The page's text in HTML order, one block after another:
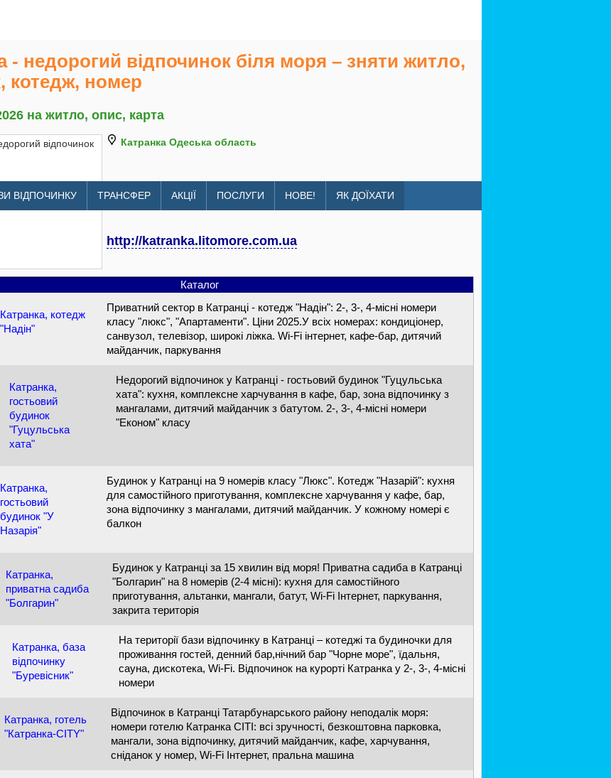
ВІДПОЧИНКУ ТРАНСФЕР АКЦІЇ ПОСЛУГИ НОВЕ! ЯК ДОЇХАТИ
- недорогий відпочинок біля моря – зняти житло,
котедж, номер
на житло, опис, карта
Катранка Одеська область
http://katranka.litomore.com.ua
Каталог
Катранка, котедж
"Надін"
Приватний сектор в Катранці - котедж "Надін": 2-, 3-, 4-місні номери
класу "люкс", "Апартаменти". Ціни 2025.У всіх номерах: кондиціонер,
санвузол, телевізор, широкі ліжка. Wi-Fi інтернет, кафе-бар, дитячий
майданчик, паркування
Катранка,
гостьовий
будинок
"Гуцульська
хата"
Недорогий відпочинок у Катранці - гостьовий будинок "Гуцульська
хата": кухня, комплексне харчування в кафе, бар, зона відпочинку з
мангалами, дитячий майданчик з батутом. 2-, 3-, 4-місні номери
"Економ" класу
Катранка,
гостьовий
будинок "У
Назарія"
Будинок у Катранці на 9 номерів класу "Люкс". Котедж "Назарій": кухня
для самостійного приготування, комплексне харчування у кафе, бар,
зона відпочинку з мангалами, дитячий майданчик. У кожному номері є
балкон
Катранка,
приватна садиба
"Болгарин"
Будинок у Катранці за 15 хвилин від моря! Приватна садиба в Катранці
"Болгарин" на 8 номерів (2-4 місні): кухня для самостійного
приготування, альтанки, мангали, батут, Wi-Fi Інтернет, паркування,
закрита територія
Катранка, база
відпочинку
"Буревісник"
На території бази відпочинку в Катранці – котеджі та будиночки для
проживання гостей, денний бар,нічний бар "Чорне море", їдальня,
сауна, дискотека, Wi-Fi. Відпочинок на курорті Катранка у 2-, 3-, 4-місні
номери
Катранка, готель
"Катранка-CITY"
Відпочинок в Катранці Татарбунарського району неподалік моря:
номери готелю Катранка СІТІ: всі зручності, безкоштовна парковка,
мангали, зона відпочинку, дитячий майданчик, кафе, харчування,
сніданок у номер, Wi-Fi Інтернет, пральна машина